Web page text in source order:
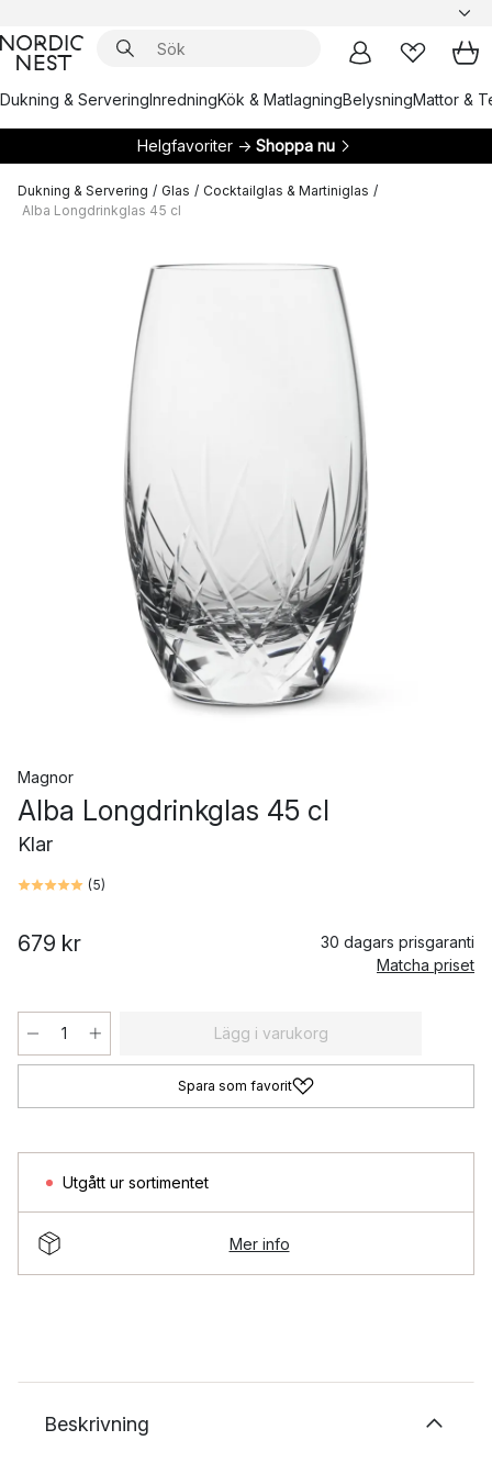
Dukning & ServeringInredningKök & MatlagningBelysningMattor &
Helgfavoriter → Shoppa nu
Dukning & Servering / Glas / Cocktailglas & Martiniglas /
Alba Longdrinkglas 45 cl
Magnor
Alba Longdrinkglas 45 cl
Klar
(5)
679 kr
30 dagars prisgaranti
Matcha priset
Lägg i varukorg
Spara som favorit
Utgått ur sortimentet
Mer info
Beskrivning